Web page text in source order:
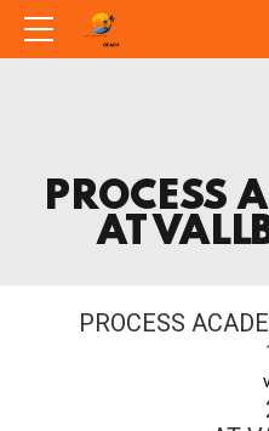
PROCESS
AT
PROCESS